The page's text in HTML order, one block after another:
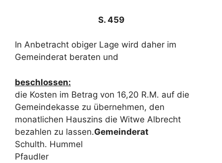
S. 459
In Anbetracht obiger Lage wird daher im
Gemeinderat beraten und
beschlossen:
die Kosten im Betrag von 16,20 R.M. auf die
Gemeindekasse zu übernehmen, den
monatlichen Hauszins die Witwe Albrecht
bezahlen zu lassen.Gemeinderat
Schulth. Hummel
Pfaudler